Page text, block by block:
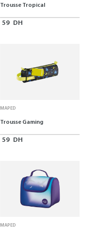
Trousse Tropical
59 DH
MAPED
Trousse Gaming
59 DH
MAPED